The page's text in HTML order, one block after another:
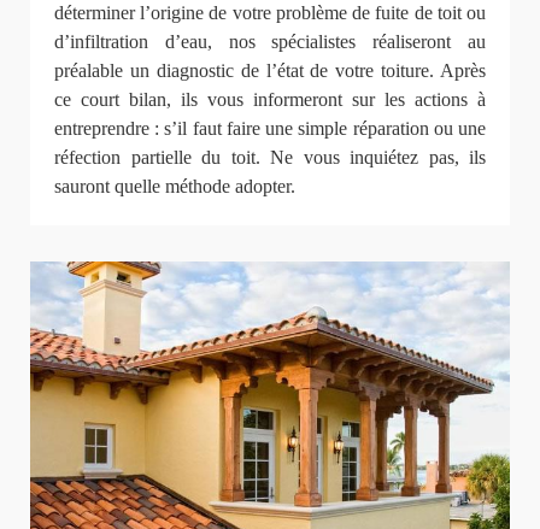
déterminer l’origine de votre problème de fuite de toit ou
d’infiltration d’eau, nos spécialistes réaliseront au
préalable un diagnostic de l’état de votre toiture. Après
ce court bilan, ils vous informeront sur les actions à
entreprendre : s’il faut faire une simple réparation ou une
réfection partielle du toit. Ne vous inquiétez pas, ils
sauront quelle méthode adopter.